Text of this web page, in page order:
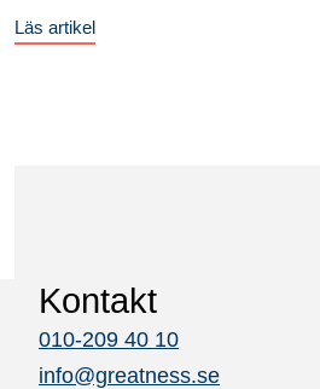
Läs artikel
Kontakt
010-209 40 10
info@greatness.se